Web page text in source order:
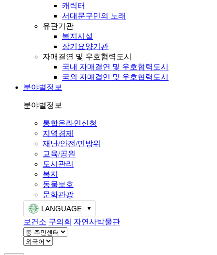
캐릭터
서대문구민의 노래
유관기관
복지시설
장기요양기관
자매결연 및 우호협력도시
국내 자매결연 및 우호협력도시
국외 자매결연 및 우호협력도시
분야별정보
분야별정보
통합온라인신청
지역경제
재난/안전/민방위
교육/공원
도시관리
복지
동물보호
문화관광
LANGUAGE
보건소 구의회 자연사박물관